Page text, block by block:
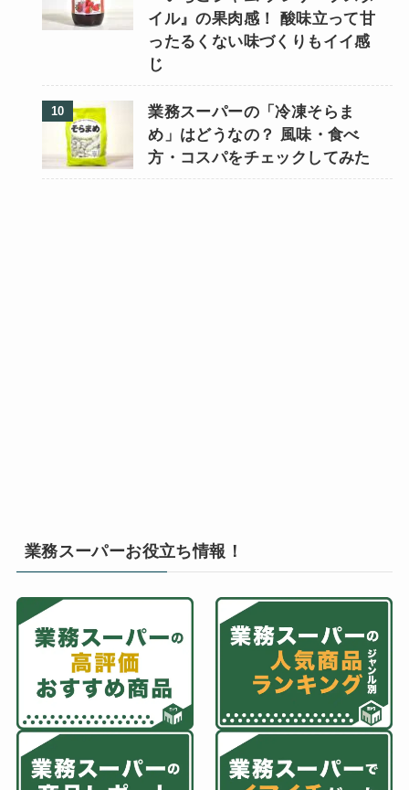
イル』の果肉感！ 酸味立って甘
ったるくない味づくりもイイ感
じ
業務スーパーの「冷凍そらま
め」はどうなの？ 風味・食べ
方・コスパをチェックしてみた
業務スーパーお役立ち情報！